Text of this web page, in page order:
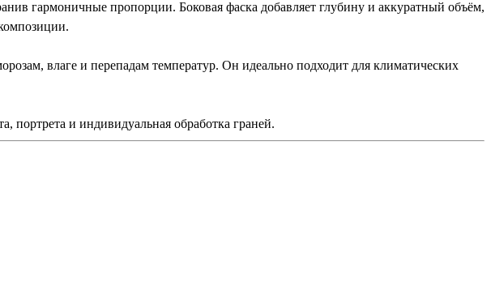
гармоничные пропорции. Боковая фаска добавляет глубину и аккуратный объём,
влаге и перепадам температур. Он идеально подходит для климатических
портрета и индивидуальная обработка граней.